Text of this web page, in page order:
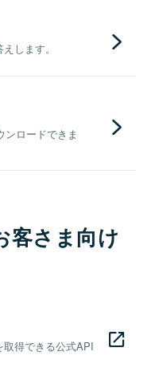
します。
ンロードできま
客さま向け
得できる公式API